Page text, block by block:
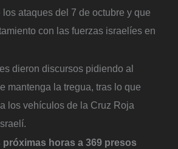
los ataques del 7 de octubre y que
con las fuerzas israelíes en
dieron discursos pidiendo al
mantenga la tregua, tras lo que
los vehículos de la Cruz Roja
próximas horas a 369 presos